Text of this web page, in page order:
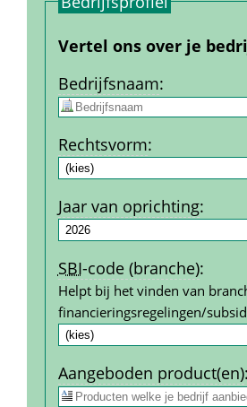
Vertel ons over je
Bedrijfs­naam:
Rechtsvorm:
Jaar van oprichting:
SBI-code (branche):
Helpt bij het vinden van
financierings­regelingen/
Aangeboden product(en):